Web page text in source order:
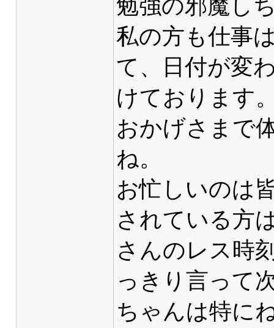
勉強の邪魔し
私の方も仕事
て、日付が変
けております
おかげさまで
ね。
お忙しいのは
されている方
さんのレス時
っきり言って
ちゃんは特に